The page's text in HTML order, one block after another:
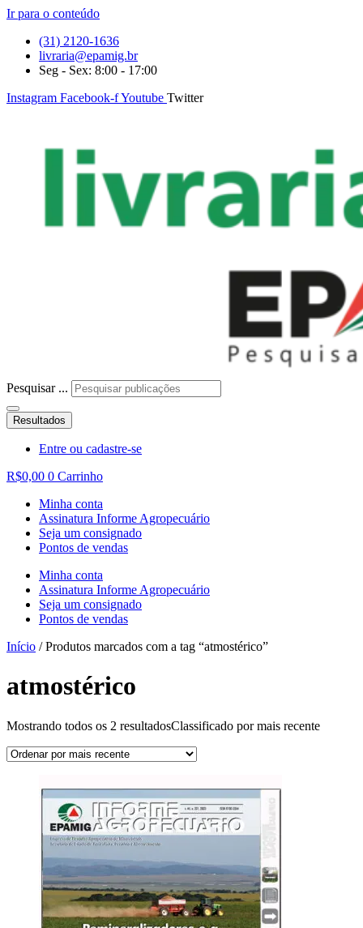
Ir para o conteúdo
(31) 2120-1636
livraria@epamig.br
Seg - Sex: 8:00 - 17:00
Instagram Facebook-fYoutube Twitter
Pesquisar ...
Resultados
Entre ou cadastre-se
R$0,00 0 Carrinho
Minha conta
Assinatura Informe Agropecuário
Seja um consignado
Pontos de vendas
Minha conta
Assinatura Informe Agropecuário
Seja um consignado
Pontos de vendas
Início / Produtos marcados com a tag “atmostérico”
atmostérico
Mostrando todos os 2 resultadosClassificado por mais recente